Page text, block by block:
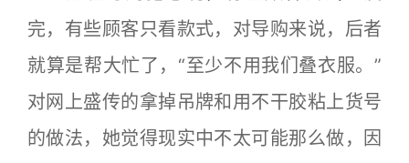
完，有些顾客只看款式，对导购来说，后者
就算是帮大忙了，“至少不用我们叠衣服。”
对网上盛传的拿掉吊牌和用不干胶粘上货号
的做法，她觉得现实中不太可能那么做，因